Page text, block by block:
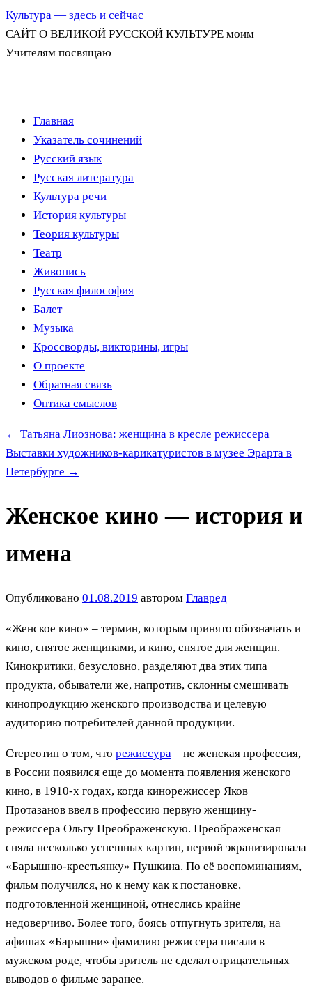
Культура — здесь и сейчас
САЙТ О ВЕЛИКОЙ РУССКОЙ КУЛЬТУРЕ моим
Учителям посвящаю
Перейти
содержимому
Главная
Указатель сочинений
Русский язык
Русская литература
Культура речи
История культуры
Теория культуры
Театр
Живопись
Русская философия
Балет
Музыка
Кроссворды, викторины, игры
О проекте
Обратная связь
Оптика смыслов
← Татьяна Лиознова: женщина в кресле режиссера
Выставки художников-карикатуристов в музее Эрарта в
Петербурге →
Женское кино — история и
имена
Опубликовано 01.08.2019 автором Главред
«Женское кино» – термин, которым принято обозначать и
кино, снятое женщинами, и кино, снятое для женщин.
Кинокритики, безусловно, разделяют два этих типа
продукта, обыватели же, напротив, склонны смешивать
кинопродукцию женского производства и целевую
аудиторию потребителей данной продукции.
Стереотип о том, что режиссура – не женская профессия,
в России появился еще до момента появления женского
кино, в 1910-х годах, когда кинорежиссер Яков
Протазанов ввел в профессию первую женщину-
режиссера Ольгу Преображенскую. Преображенская
сняла несколько успешных картин, первой экранизировала
«Барышню-крестьянку» Пушкина. По её воспоминаниям,
фильм получился, но к нему как к постановке,
подготовленной женщиной, отнеслись крайне
недоверчиво. Более того, боясь отпугнуть зрителя, на
афишах «Барышни» фамилию режиссера писали в
мужском роде, чтобы зритель не сделал отрицательных
выводов о фильме заранее.